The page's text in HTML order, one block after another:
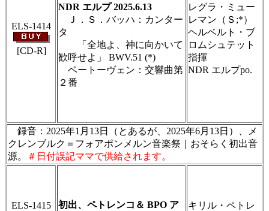
ELS-1414
[CD-R]
NDR エルプ 2025.6.13
Ｊ．Ｓ．バッハ：カンター
タ
「全地よ、神に向かいて
歓呼せよ」 BWV.51 (*)
ベートーヴェン：交響曲第
２番
レグラ・ミュー
レマン（Ｓ;*）
ヘルベルト・ブ
ロムシュテット
指揮
NDR エルプpo.
録音：2025年1月13日（とあるが、2025年6月13日）、メ
クレンブルク＝フォアポンメルン音楽祭｜おそらく初出音
源。
＃日付誤記ママで供給されます。
ELS-1415
初出、ペトレンコ＆ BPO ア
キリル・ペトレ